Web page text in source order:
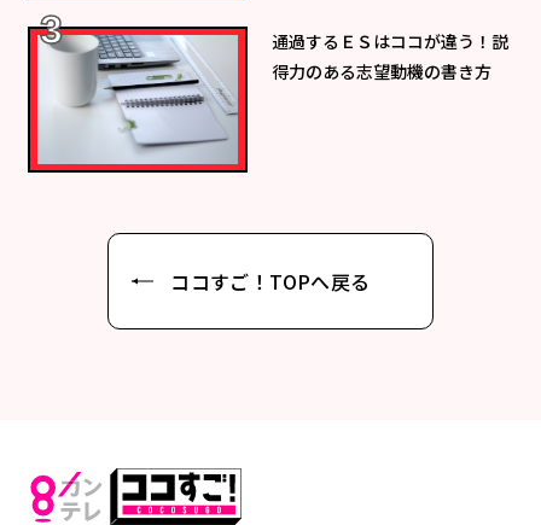
通過するＥＳはココが違う！説
得力のある志望動機の書き方
ココすご！TOPへ戻る